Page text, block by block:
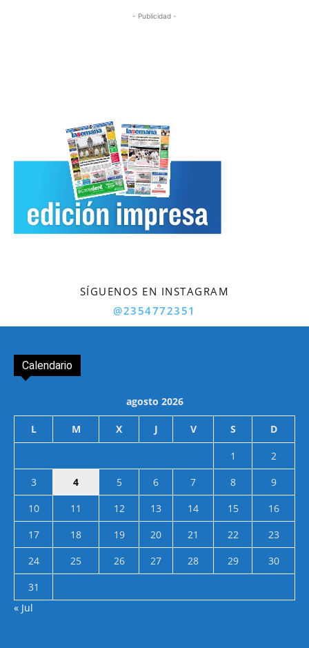
- Publicidad -
SÍGUENOS EN INSTAGRAM
@2354772351
Calendario
agosto 2026
L M X J V S D
1
2
3
4 5 6 7 8
9
10
11 12 13 14 15
16
17
18 19 20 21 22
23
24
25 26 27 28 29
30
31
« Jul